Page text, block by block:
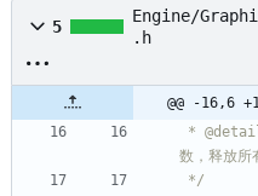
5
Engine/
.h
@@ -16,6
*/